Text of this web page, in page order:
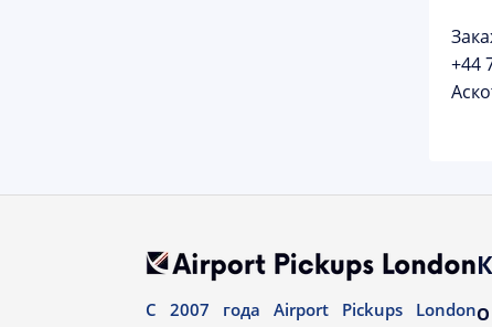
+44
С 2007 года Airport Pickups LondonО